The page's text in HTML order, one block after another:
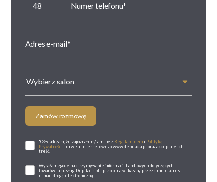
Wybierz salon
Zamów rozmowę
*Oświadczam, że zapoznałem/-am się z Regulaminemi Polityką
Prywatności serwisu internetowego www.depilacja.pl oraz akceptuję ich
treść.
Wyrażam zgodę na otrzymywanie informacji handlowych dotyczących
towarów lub usług Depilacja.pl sp. z o.o. na wskazany przeze mnie adres
e-mail drogą elektroniczną.